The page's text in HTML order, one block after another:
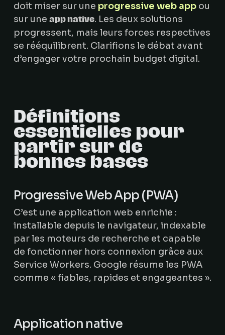
doit miser sur une progressive web appou
sur une app native. Les deux solutions
progressent, mais leurs forces respectives
se rééquilibrent. Clarifions le débat avant
d’engager votre prochain budget digital.
Définitions
essentielles pour
partir sur de
bonnes bases
Progressive Web App (PWA)
C’est une application web enrichie :
installable depuis le navigateur, indexable
par les moteurs de recherche et capable
de fonctionner hors connexion grâce aux
Service Workers. Google résume les PWA
comme « fiables, rapides et engageantes ».
Application native